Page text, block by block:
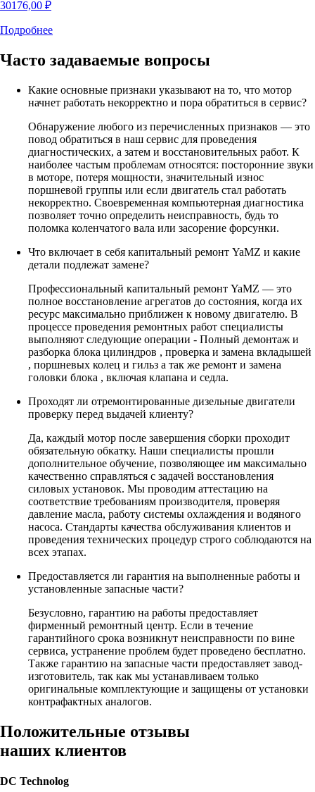
30176,00 ₽
Подробнее
Часто задаваемые вопросы
Какие основные признаки указывают на то, что мотор
начнет работать некорректно и пора обратиться в сервис?
Обнаружение любого из перечисленных признаков — это
повод обратиться в наш сервис для проведения
диагностических, а затем и восстановительных работ. К
наиболее частым проблемам относятся: посторонние звуки
в моторе, потеря мощности, значительный износ
поршневой группы или если двигатель стал работать
некорректно. Своевременная компьютерная диагностика
позволяет точно определить неисправность, будь то
поломка коленчатого вала или засорение форсунки.
Что включает в себя капитальный ремонт YaMZ и какие
детали подлежат замене?
Профессиональный капитальный ремонт YaMZ — это
полное восстановление агрегатов до состояния, когда их
ресурс максимально приближен к новому двигателю. В
процессе проведения ремонтных работ специалисты
выполняют следующие операции - Полный демонтаж и
разборка блока цилиндров , проверка и замена вкладышей
, поршневых колец и гильз а так же ремонт и замена
головки блока , включая клапана и седла.
Проходят ли отремонтированные дизельные двигатели
проверку перед выдачей клиенту?
Да, каждый мотор после завершения сборки проходит
обязательную обкатку. Наши специалисты прошли
дополнительное обучение, позволяющее им максимально
качественно справляться с задачей восстановления
силовых установок. Мы проводим аттестацию на
соответствие требованиям производителя, проверяя
давление масла, работу системы охлаждения и водяного
насоса. Стандарты качества обслуживания клиентов и
проведения технических процедур строго соблюдаются на
всех этапах.
Предоставляется ли гарантия на выполненные работы и
установленные запасные части?
Безусловно, гарантию на работы предоставляет
фирменный ремонтный центр. Если в течение
гарантийного срока возникнут неисправности по вине
сервиса, устранение проблем будет проведено бесплатно.
Также гарантию на запасные части предоставляет завод-
изготовитель, так как мы устанавливаем только
оригинальные комплектующие и защищены от установки
контрафактных аналогов.
Положительные отзывы
наших клиентов
DC Technolog